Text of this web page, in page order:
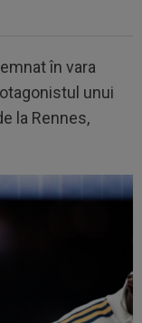
în vara
unui
la Rennes,